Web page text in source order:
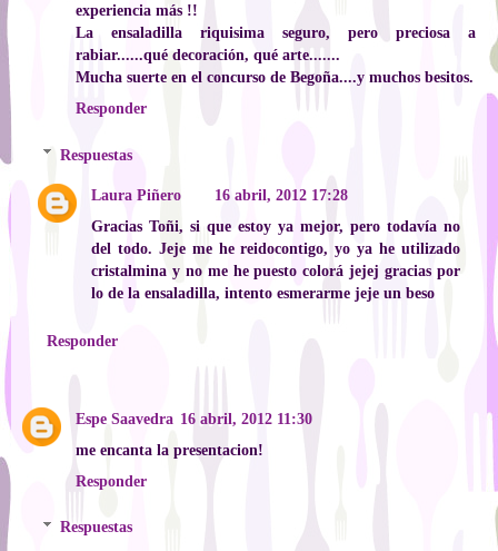
experiencia más !!
La ensaladilla riquisima seguro, pero preciosa a
rabiar......qué decoración, qué arte.......
Mucha suerte en el concurso de Begoña....y muchos besitos.
Responder
Respuestas
Laura Piñero
16 abril, 2012 17:28
Gracias Toñi, si que estoy ya mejor, pero todavía no
del todo. Jeje me he reidocontigo, yo ya he utilizado
cristalmina y no me he puesto colorá jejej gracias por
lo de la ensaladilla, intento esmerarme jeje un beso
Responder
Espe Saavedra 16 abril, 2012 11:30
me encanta la presentacion!
Responder
Respuestas